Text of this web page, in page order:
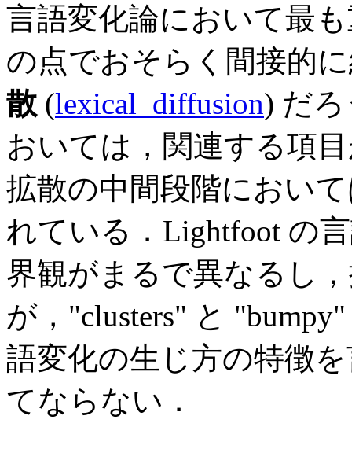
言語変化論において最
の点でおそらく間接的
散 (lexical_diffusion) だ
おいては，関連する項
拡散の中間段階におい
れている．Lightfoot の
界観がまるで異なるし
が，"clusters" と
語変化の生じ方の特徴
てならない．